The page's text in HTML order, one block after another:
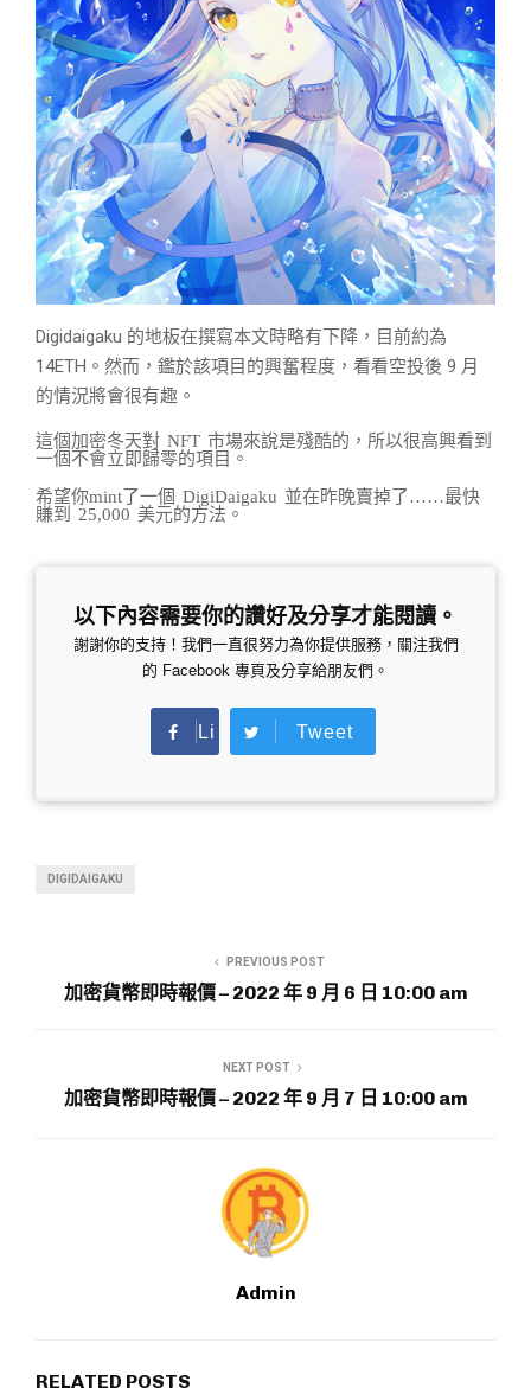
Digidaigaku 的地板在撰寫本文時略有下降，目前約為
14ETH。然而，鑑於該項目的興奮程度，看看空投後 9 月
的情況將會很有趣。
這個加密冬天對 NFT 市場來說是殘酷的，所以很高興看到
一個不會立即歸零的項目。
希望你mint了一個 DigiDaigaku 並在昨晚賣掉了……最快
賺到 25,000 美元的方法。
以下內容需要你的讚好及分享才能閱讀。
謝謝你的支持！我們一直很努力為你提供服務，關注我們
的 Facebook 專頁及分享給朋友們。
Li Tweet
DIGIDAIGAKU
PREVIOUS POST
加密貨幣即時報價 – 2022 年 9 月 6 日 10:00 am
NEXT POST
加密貨幣即時報價 – 2022 年 9 月 7 日 10:00 am
Admin
RELATED POSTS